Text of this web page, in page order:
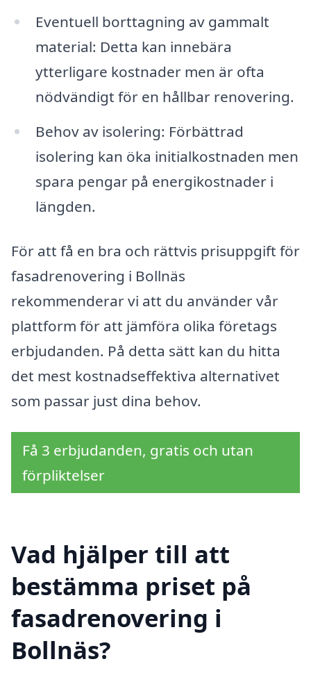
Eventuell borttagning av gammalt
material: Detta kan innebära
ytterligare kostnader men är ofta
nödvändigt för en hållbar renovering.
Behov av isolering: Förbättrad
isolering kan öka initialkostnaden men
spara pengar på energikostnader i
längden.
För att få en bra och rättvis prisuppgift för
fasadrenovering i Bollnäs
rekommenderar vi att du använder vår
plattform för att jämföra olika företags
erbjudanden. På detta sätt kan du hitta
det mest kostnadseffektiva alternativet
som passar just dina behov.
Få 3 erbjudanden, gratis och utan
förpliktelser
Vad hjälper till att
bestämma priset på
fasadrenovering i
Bollnäs?